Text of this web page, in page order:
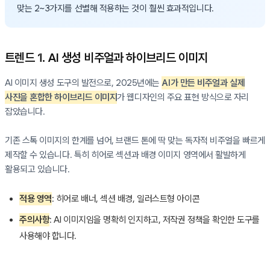
맞는 2~3가지를 선별해 적용하는 것이 훨씬 효과적입니다.
트렌드 1. AI 생성 비주얼과 하이브리드 이미지
AI 이미지 생성 도구의 발전으로, 2025년에는 AI가 만든 비주얼과 실제
사진을 혼합한 하이브리드 이미지가 웹디자인의 주요 표현 방식으로 자리
잡았습니다.
기존 스톡 이미지의 한계를 넘어, 브랜드 톤에 딱 맞는 독자적 비주얼을 빠르게
제작할 수 있습니다. 특히 히어로 섹션과 배경 이미지 영역에서 활발하게
활용되고 있습니다.
적용 영역: 히어로 배너, 섹션 배경, 일러스트형 아이콘
주의사항: AI 이미지임을 명확히 인지하고, 저작권 정책을 확인한 도구를
사용해야 합니다.